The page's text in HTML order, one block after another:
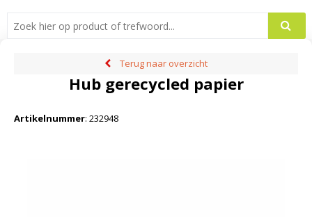
Terug naar overzicht
Hub gerecycled papier
Artikelnummer: 232948